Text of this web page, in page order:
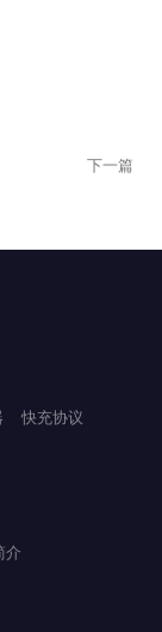
下一篇
快充协议
介